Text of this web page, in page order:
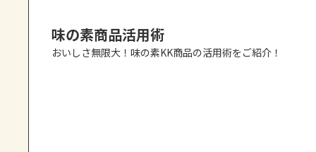
味の素商品活用術
おいしさ無限大！味の素KK商品の活用術をご紹介！